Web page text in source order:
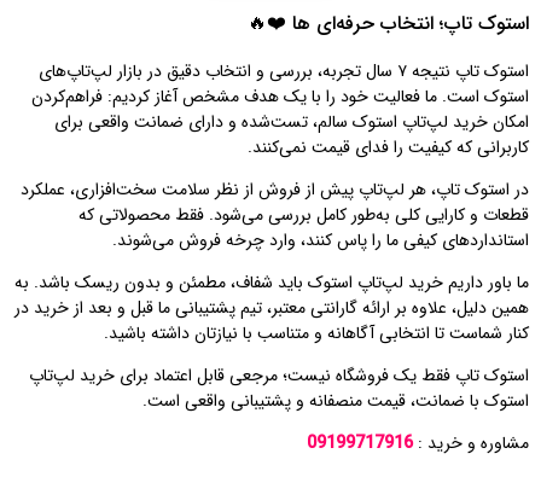
استوک تاپ؛ انتخاب حرفه‌ای‌ ها ❤️🔥
استوک تاپ نتیجه ۷ سال تجربه، بررسی و انتخاب دقیق در بازار لپ‌تاپ‌های
استوک است. ما فعالیت خود را با یک هدف مشخص آغاز کردیم: فراهم‌کردن
امکان خرید لپ‌تاپ استوک سالم، تست‌شده و دارای ضمانت واقعی برای
کاربرانی که کیفیت را فدای قیمت نمی‌کنند.
در استوک تاپ، هر لپ‌تاپ پیش از فروش از نظر سلامت سخت‌افزاری، عملکرد
قطعات و کارایی کلی به‌طور کامل بررسی می‌شود. فقط محصولاتی که
استانداردهای کیفی ما را پاس کنند، وارد چرخه فروش می‌شوند.
ما باور داریم خرید لپ‌تاپ استوک باید شفاف، مطمئن و بدون ریسک باشد. به
همین دلیل، علاوه بر ارائه گارانتی معتبر، تیم پشتیبانی ما قبل و بعد از خرید در
کنار شماست تا انتخابی آگاهانه و متناسب با نیازتان داشته باشید.
استوک تاپ فقط یک فروشگاه نیست؛ مرجعی قابل اعتماد برای خرید لپ‌تاپ
استوک با ضمانت، قیمت منصفانه و پشتیبانی واقعی است.
مشاوره و خرید :09199717916